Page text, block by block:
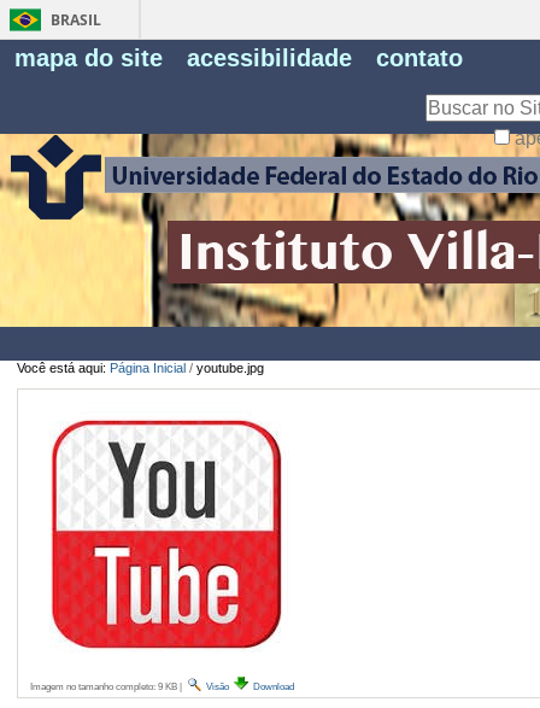
BRASIL
mapa do site acessibilidade contato
Você está aqui: Página Inicial / youtube.jpg
Imagem no tamanho completo: 9 KB| Visão Download